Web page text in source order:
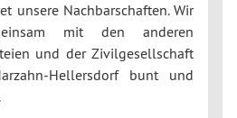
unsere Nachbarschaften. Wir
mit den anderen
und der Zivilgesellschaft
Hellersdorf bunt und